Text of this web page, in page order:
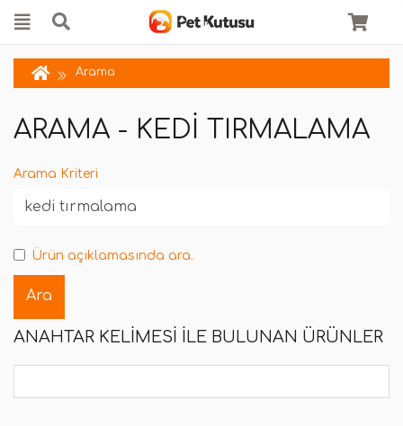
Arama
ARAMA - KEDI TIRMALAMA
Arama Kriteri
Ürün açıklamasında ara.
ANAHTAR KELIMESI ILE BULUNAN ÜRÜNLER